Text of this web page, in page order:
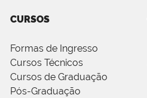
CURSOS
Formas de Ingresso
Cursos Técnicos
Cursos de Graduação
Pós-Graduação